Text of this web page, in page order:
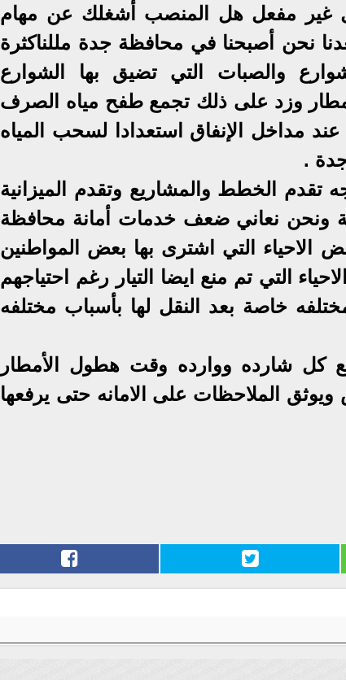
مفعل هل المنصب أشغلك عن مهام
نحن أصبحنا في محافظة جدة مللناكثرة
والصبات التي تضيق بها الشوارع
وزد على ذلك تجمع طفح مياه الصرف
مداخل الإنفاق استعدادا لسحب المياه
جدة .
تقدم الخطط والمشاريع وتقدم الميزانية
ونحن نعاني ضعف خدمات أمانة محافظة
الاحياء التي اشترى بها بعض المواطنين
التي تم منع ايضا التيار رغم احتياجهم
خاصة بعد النقل لها بأسباب مختلفه
كل شارده ووارده وقت هطول الأمطار
الملاحظات على الامانه حتى يرفعها